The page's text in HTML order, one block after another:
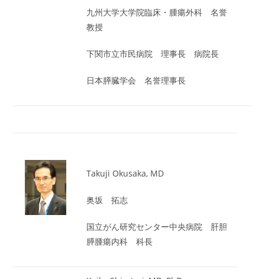
九州大学大学院臨床・腫瘍外科 名誉
教授
下関市立市民病院 理事長 病院長
日本膵臓学会 名誉理事長
Takuji Okusaka, MD
奥坂 拓志
国立がん研究センター中央病院 肝胆
膵腫瘍内科 科長